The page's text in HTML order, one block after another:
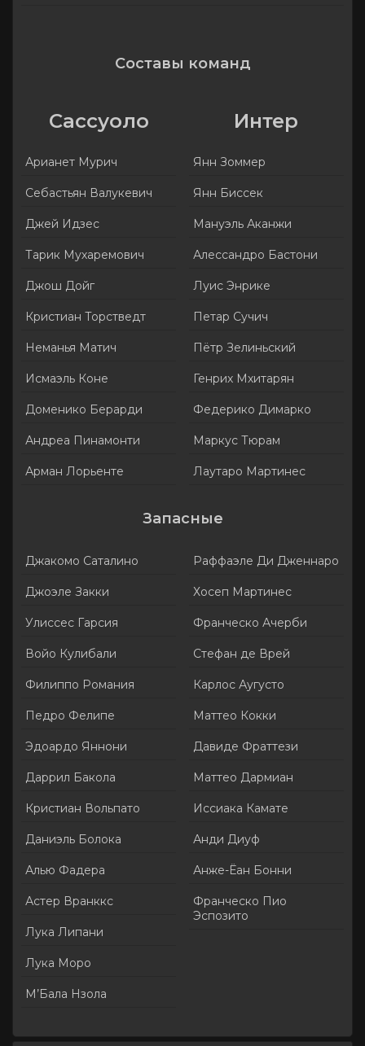
Составы команд
Сассуоло
Арианет Мурич
Себастьян Валукевич
Джей Идзес
Тарик Мухаремович
Джош Дойг
Кристиан Торстведт
Неманья Матич
Исмаэль Коне
Доменико Берарди
Андреа Пинамонти
Арман Лорьенте
Интер
Янн Зоммер
Янн Биссек
Мануэль Аканжи
Алессандро Бастони
Луис Энрике
Петар Сучич
Пётр Зелиньский
Генрих Мхитарян
Федерико Димарко
Маркус Тюрам
Лаутаро Мартинес
Запасные
Джакомо Саталино
Джоэле Закки
Улиссес Гарсия
Войо Кулибали
Филиппо Романия
Педро Фелипе
Эдоардо Яннони
Даррил Бакола
Кристиан Вольпато
Даниэль Болока
Алью Фадера
Астер Вранккс
Лука Липани
Лука Моро
М’Бала Нзола
Раффаэле Ди Дженнаро
Хосеп Мартинес
Франческо Ачерби
Стефан де Врей
Карлос Аугусто
Маттео Кокки
Давиде Фраттези
Маттео Дармиан
Иссиака Камате
Анди Диуф
Анже-Ёан Бонни
Франческо Пио
Эспозито